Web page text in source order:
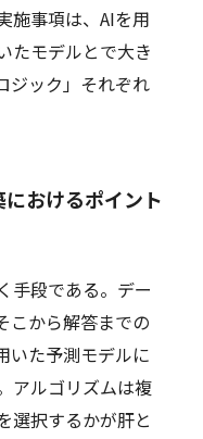
施事項は、AIを用
たモデルとで大き
ジック」それぞれ
おけるポイント
手段である。デー
こから解答までの
いた予測モデルに
アルゴリズムは複
選択するかが肝と